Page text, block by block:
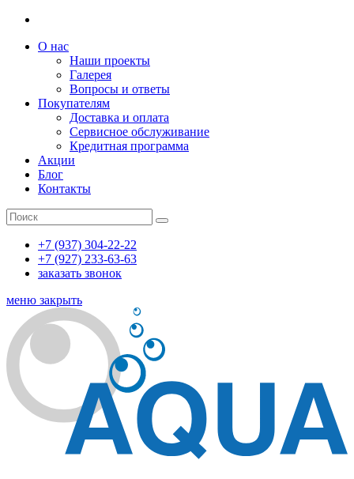
О нас
Наши проекты
Галерея
Вопросы и ответы
Покупателям
Доставка и оплата
Сервисное обслуживание
Кредитная программа
Акции
Блог
Контакты
+7 (937) 304-22-22
+7 (927) 233-63-63
заказать звонок
меню закрыть